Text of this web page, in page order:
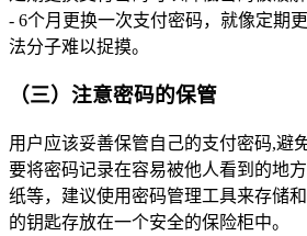
- 6个月更换一次支付密码，就像定期
法分子难以捉摸。
（三）注意密码的保管
用户应该妥善保管自己的支付密码,避
要将密码记录在容易被他人看到的地
纸等，建议使用密码管理工具来存储
的钥匙存放在一个安全的保险柜中。